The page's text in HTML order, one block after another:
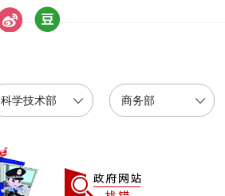
科学技术部 商务部